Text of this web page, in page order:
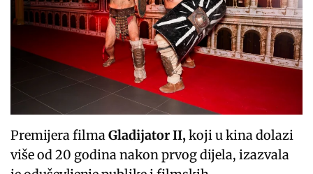
Premijera filmaGladijator II,koji u kina dolazi
više od 20 godina nakon prvog dijela, izazvala